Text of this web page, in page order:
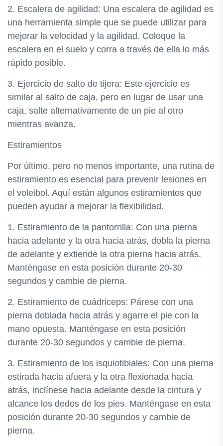
2. Escalera de agilidad: Una escalera de agilidad es
una herramienta simple que se puede utilizar para
mejorar la velocidad y la agilidad. Coloque la
escalera en el suelo y corra a través de ella lo más
rápido posible.
3. Ejercicio de salto de tijera: Este ejercicio es
similar al salto de caja, pero en lugar de usar una
caja, salte alternativamente de un pie al otro
mientras avanza.
Estiramientos
Por último, pero no menos importante, una rutina de
estiramiento es esencial para prevenir lesiones en
el voleibol. Aquí están algunos estiramientos que
pueden ayudar a mejorar la flexibilidad.
1. Estiramiento de la pantorrilla: Con una pierna
hacia adelante y la otra hacia atrás, dobla la pierna
de adelante y extiende la otra pierna hacia atrás.
Manténgase en esta posición durante 20-30
segundos y cambie de pierna.
2. Estiramiento de cuádriceps: Párese con una
pierna doblada hacia atrás y agarre el pie con la
mano opuesta. Manténgase en esta posición
durante 20-30 segundos y cambie de pierna.
3. Estiramiento de los isquiotibiales: Con una pierna
estirada hacia afuera y la otra flexionada hacia
atrás, inclínese hacia adelante desde la cintura y
alcance los dedos de los pies. Manténgase en esta
posición durante 20-30 segundos y cambie de
pierna.